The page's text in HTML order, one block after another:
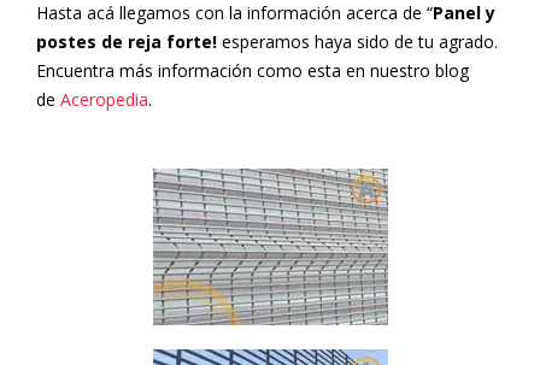
Hasta acá llegamos con la información acerca de “Panel y
postes de reja forte! esperamos haya sido de tu agrado.
Encuentra más información como esta en nuestro blog
de Aceropedia.